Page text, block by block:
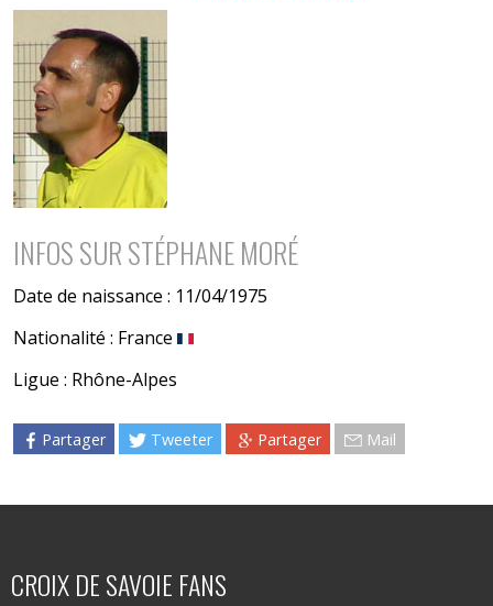
INFOS SUR STÉPHANE MORÉ
Date de naissance : 11/04/1975
Nationalité : France
Ligue : Rhône-Alpes
Partager Tweeter Partager Mail
CROIX DE SAVOIE FANS